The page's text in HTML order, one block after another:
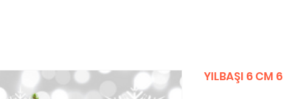
YILBAŞI 6 CM 6